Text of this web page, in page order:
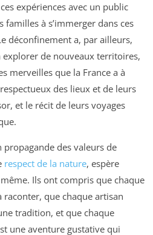
expériences avec un public
familles à s’immerger dans ces
déconfinement a, par ailleurs,
de nouveaux territoires,
merveilles que la France a à
des lieux et de leurs
et le récit de leurs voyages
des valeurs de
respect de la nature, espère
Ils ont compris que chaque
que chaque artisan
tradition, et que chaque
une aventure gustative qui